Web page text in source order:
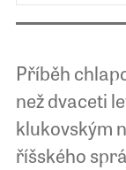
Příběh
než dvaceti
klukovským
říšského